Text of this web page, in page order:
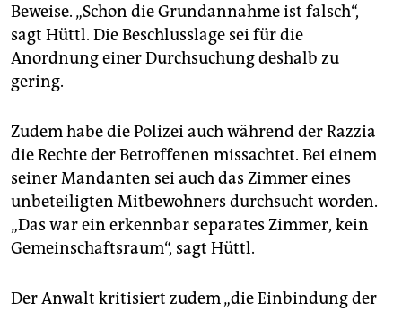
Beweise. „Schon die Grundannahme ist falsch“,
sagt Hüttl. Die Beschlusslage sei für die
Anordnung einer Durchsuchung deshalb zu
gering.
Zudem habe die Polizei auch während der Razzia
die Rechte der Betroffenen missachtet. Bei einem
seiner Mandanten sei auch das Zimmer eines
unbeteiligten Mitbewohners durchsucht worden.
„Das war ein erkennbar separates Zimmer, kein
Gemeinschaftsraum“, sagt Hüttl.
Der Anwalt kritisiert zudem „die Einbindung der